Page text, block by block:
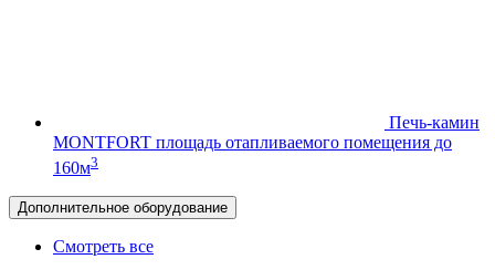
Печь-камин
MONTFORT площадь отапливаемого помещения до
160м3
Дополнительное оборудование
Смотреть все